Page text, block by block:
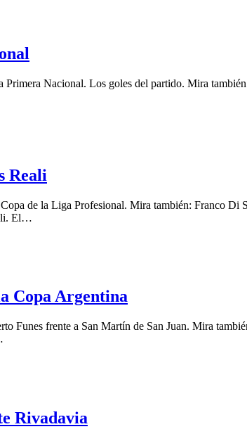
Nacional. Los goles del partido. Mira
Reali
de la Liga Profesional. Mira también: Franco Di
El…
Copa Argentina
Funes frente a San Martín de San Juan. Mira
Rivadavia